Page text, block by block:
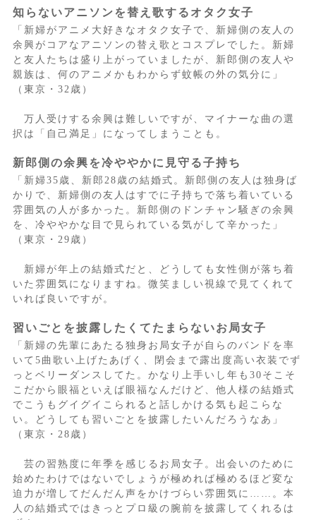
知らないアニソンを替え歌するオタク女子
「新婦がアニメ大好きなオタク女子で、新婦側の友人の
余興がコアなアニソンの替え歌とコスプレでした。新婦
と友人たちは盛り上がっていましたが、新郎側の友人や
親族は、何のアニメかもわからず蚊帳の外の気分に」
（東京・32歳）
万人受けする余興は難しいですが、マイナーな曲の選
択は「自己満足」になってしまうことも。
新郎側の余興を冷ややかに見守る子持ち
「新婦35歳、新郎28歳の結婚式。新郎側の友人は独身ば
かりで、新婦側の友人はすでに子持ちで落ち着いている
雰囲気の人が多かった。新郎側のドンチャン騒ぎの余興
を、冷ややかな目で見られている気がして辛かった」
（東京・29歳）
新婦が年上の結婚式だと、どうしても女性側が落ち着
いた雰囲気になりますね。微笑ましい視線で見てくれて
いれば良いですが。
習いごとを披露したくてたまらないお局女子
「新婦の先輩にあたる独身お局女子が自らのバンドを率
いて5曲歌い上げたあげく、閉会まで露出度高い衣装でず
っとベリーダンスしてた。かなり上手いし年も30そこそ
こだから眼福といえば眼福なんだけど、他人様の結婚式
でこうもグイグイこられると話しかける気も起こらな
い。どうしても習いごとを披露したいんだろうなあ」
（東京・28歳）
芸の習熟度に年季を感じるお局女子。出会いのために
始めたわけではないでしょうが極めれば極めるほど変な
迫力が増してだんだん声をかけづらい雰囲気に……。本
人の結婚式ではきっとプロ級の腕前を披露してくれるは